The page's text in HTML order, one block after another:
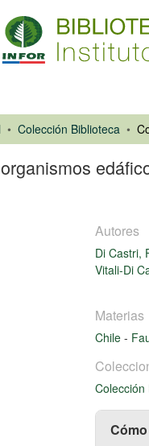
Colección Biblioteca
Autores
Di Castri,
Vitali-Di
Materias
Chile -
Colección